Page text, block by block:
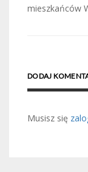
mieszkańców
DODAJ
Musisz się